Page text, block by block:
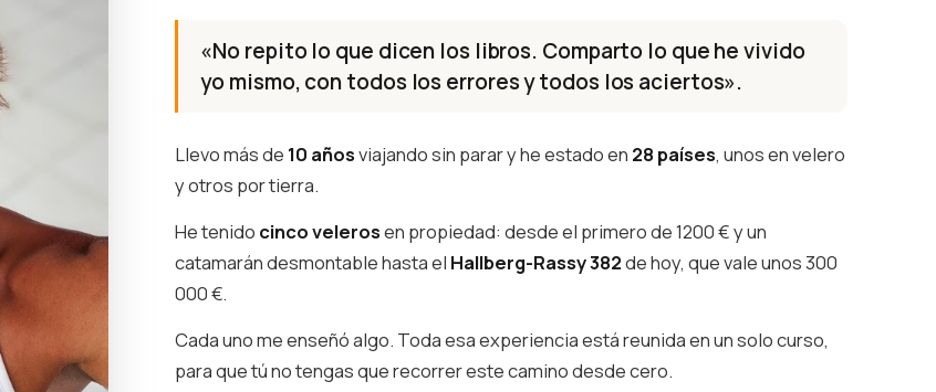
«No repito lo que dicen los libros. Comparto lo que he vivido
yo mismo, con todos los errores y todos los aciertos».
Llevo más de 10 añosviajando sin parar y he estado en 28 países, unos en velero
y otros por tierra.
He tenido cinco velerosen propiedad: desde el primero de 1200 € y un
catamarán desmontable hasta el Hallberg-Rassy 382de hoy, que vale unos 300
000 €.
Cada uno me enseñó algo. Toda esa experiencia está reunida en un solo curso,
para que tú no tengas que recorrer este camino desde cero.